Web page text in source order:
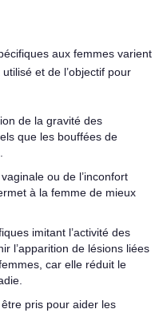
aux femmes varient
et de l’objectif pour
de la gravité des
que les bouffées de
ou de l’inconfort
à la femme de mieux
imitant l’activité des
l’apparition de lésions liées
car elle réduit le
pris pour aider les